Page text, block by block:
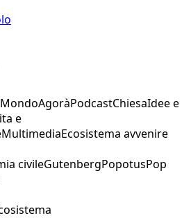
MondoAgoràPodcastChiesaIdee e
e
MultimediaEcosistema avvenire
civileGutenbergPopotusPop